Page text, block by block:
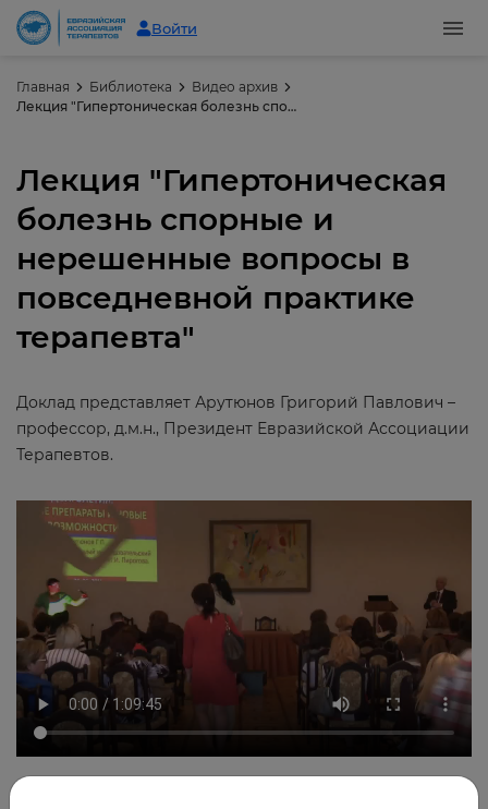
Войти
Главная Библиотека
Видео архив
Лекция "Гипертоническая болезнь спорные и нерешенные вопросы в повседневной практике терапевта"
Лекция "Гипертоническая
болезнь спорные и
нерешенные вопросы в
повседневной практике
терапевта"
Доклад представляет Арутюнов Григорий Павлович –
профессор, д.м.н., Президент Евразийской Ассоциации
Терапевтов.